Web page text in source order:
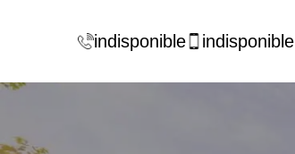
indisponible indisponible